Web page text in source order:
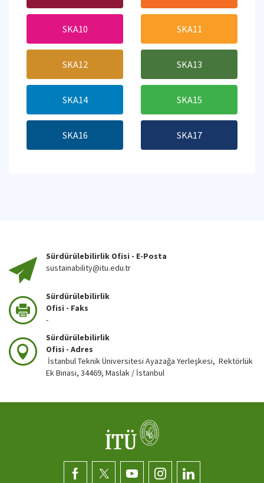
SKA10 SKA11
SKA12 SKA13
SKA14 SKA15
SKA16 SKA17
Sürdürülebilirlik Ofisi - E-Posta
sustainability@itu.edu.tr
Sürdürülebilirlik
Ofisi - Faks
-
Sürdürülebilirlik
Ofisi - Adres
İstanbul Teknik Üniversitesi Ayazağa Yerleşkesi, Rektörlük
Ek Binası, 34469, Maslak / İstanbul